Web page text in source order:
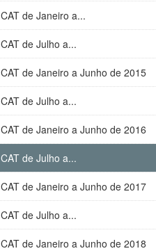
CAT de Janeiro a...
CAT de Julho a...
CAT de Janeiro a Junho de 2015
CAT de Julho a...
CAT de Janeiro a Junho de 2016
CAT de Julho a...
CAT de Janeiro a Junho de 2017
CAT de Julho a...
CAT de Janeiro a Junho de 2018